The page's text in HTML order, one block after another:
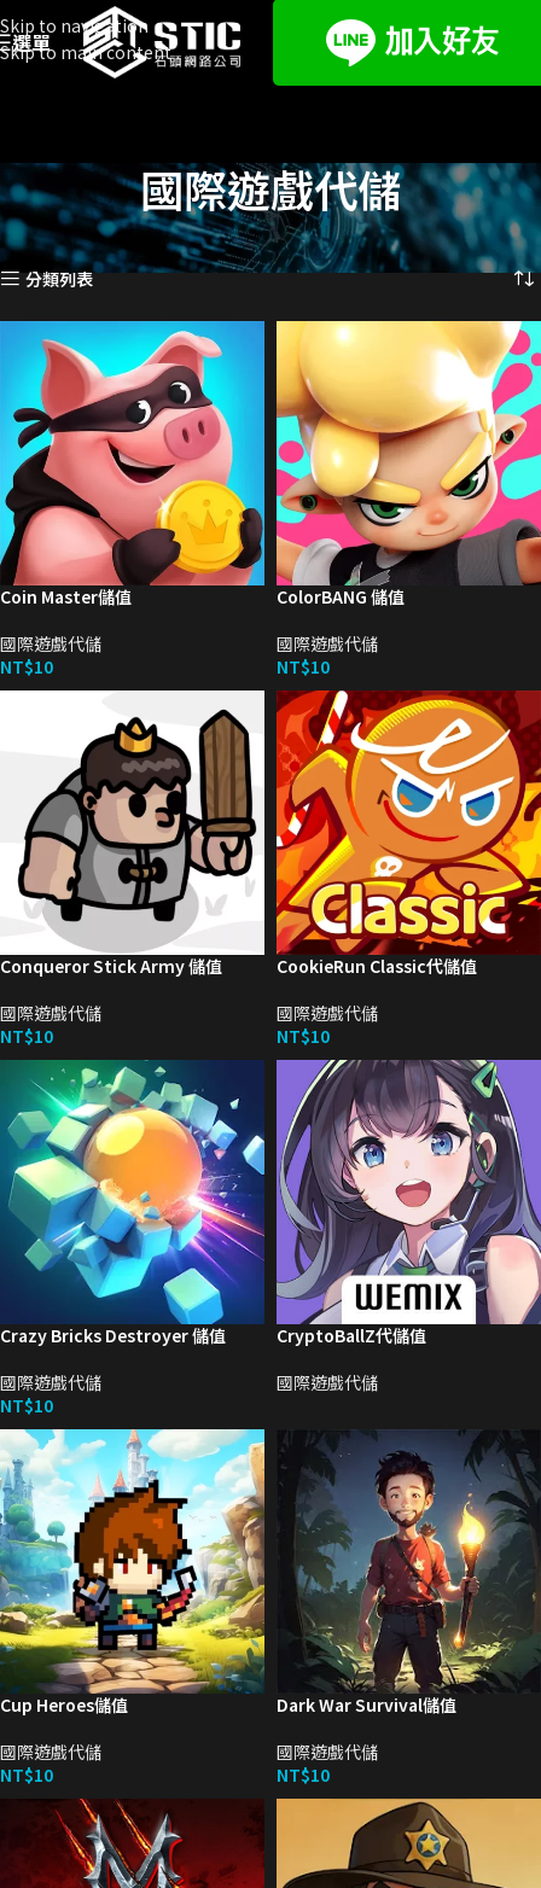
Skip to navigation
Skip to main content
選單
國際遊戲代儲
首頁 遊戲代儲 國際遊戲代儲 頁面 4 顯示第 37 至 48 項結果，共 647 項
分類列表
Coin Master儲值
國際遊戲代儲
NT$10
ColorBANG 儲值
國際遊戲代儲
NT$10
Conqueror Stick Army 儲值
國際遊戲代儲
NT$10
CookieRun Classic代儲值
國際遊戲代儲
NT$10
Crazy Bricks Destroyer 儲值
國際遊戲代儲
NT$10
CryptoBallZ代儲值
國際遊戲代儲
Cup Heroes儲值
國際遊戲代儲
NT$10
Dark War Survival儲值
國際遊戲代儲
NT$10